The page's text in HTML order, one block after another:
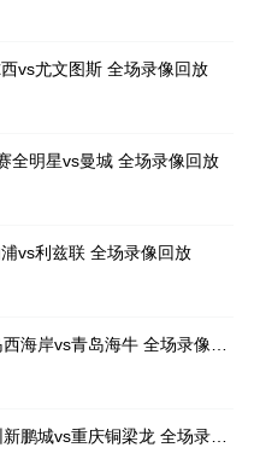
vs尤文图斯 全场录像回放
全明星vs曼城 全场录像回放
vs利兹联 全场录像回放